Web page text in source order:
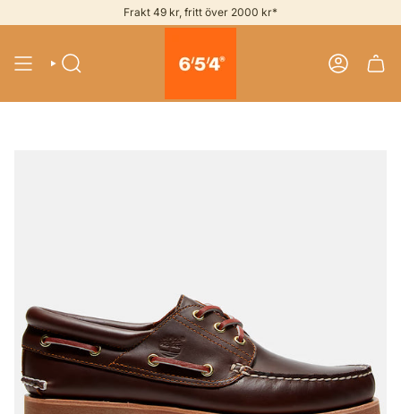
to
Frakt 49 kr, fritt över 2000 kr*
SEARCH ACCOUNT